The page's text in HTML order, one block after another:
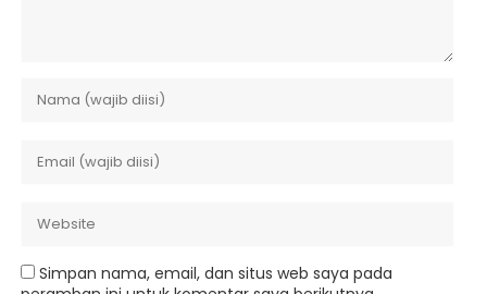
Simpan nama, email, dan situs web saya pada